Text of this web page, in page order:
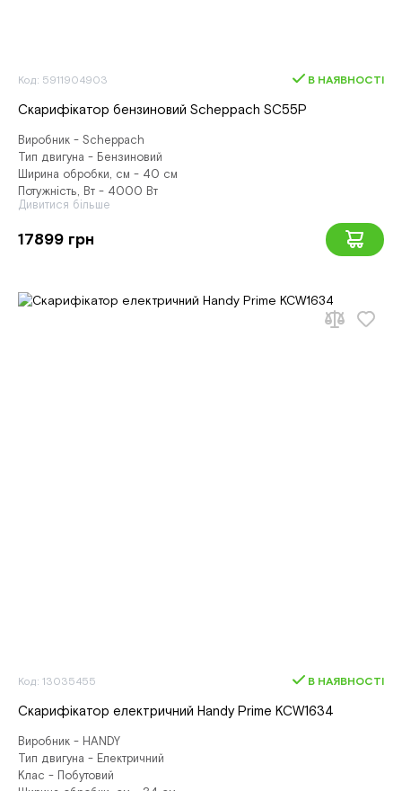
Код: 5911904903 В НАЯВНОСТІ
Скарифікатор бензиновий Scheppach SC55P
Виробник - Scheppach
Тип двигуна - Бензиновий
Ширина обробки, см - 40 см
Потужність, Вт - 4000 Вт
Дивитися більше
17899 грн
Код: 13035455 В НАЯВНОСТІ
Скарифікатор електричний Handy Prime KCW1634
Виробник - HANDY
Тип двигуна - Електричний
Клас - Побутовий